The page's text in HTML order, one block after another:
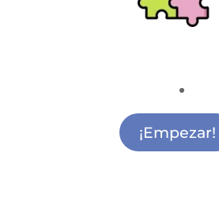
Actividades para Ludoteca
¡Empezar!